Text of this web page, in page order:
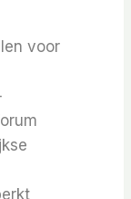
voor